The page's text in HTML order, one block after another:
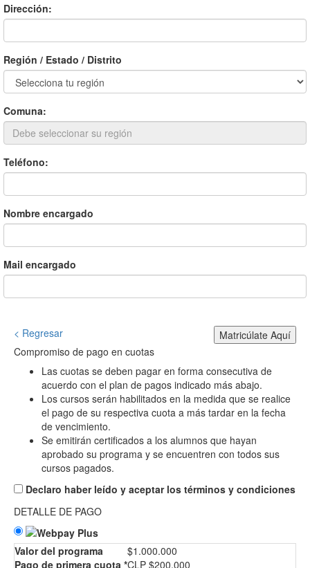
Dirección:
Región / Estado / Distrito
Comuna:
Teléfono:
Nombre encargado
Mail encargado
< Regresar
Matricúlate Aquí
Compromiso de pago en cuotas
Las cuotas se deben pagar en forma consecutiva de
acuerdo con el plan de pagos indicado más abajo.
Los cursos serán habilitados en la medida que se realice
el pago de su respectiva cuota a más tardar en la fecha
de vencimiento.
Se emitirán certificados a los alumnos que hayan
aprobado su programa y se encuentren con todos sus
cursos pagados.
Declaro haber leído y aceptar los términos y condiciones
DETALLE DE PAGO
Valor del programa
$1.000.000
Pago de primera cuota *CLP $200.000